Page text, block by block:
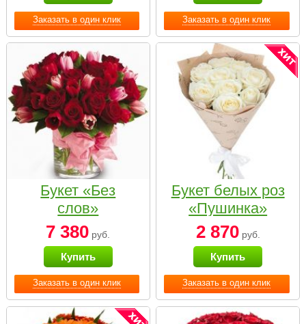
Заказать в один клик Заказать в один клик
Заказать в один клик
Букет «Без
слов»
7 380 руб.
Купить
Заказать в один клик
Букет белых роз
«Пушинка»
2 870руб.
Купить